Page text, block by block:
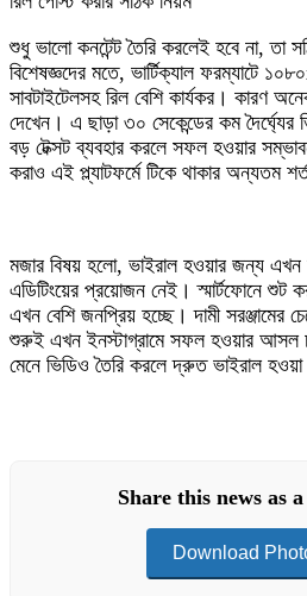
শুধু ভালো কনটেন্ট তৈরি করলেই হবে না, তা
বিশেষজ্ঞদের মতে, ভার্টিক্যাল ফরম্যাটে
সাবটাইটেলসহ রিল বেশি কার্যকর। কারণ
দেখেন। এ ছাড়া ৩০ সেকেন্ডের কম দৈর্ঘ্যের
বড় টেক্সট ব্যবহার করলে সফল হওয়ার
করাও এই প্ল্যাটফর্মে টিকে থাকার অন্যতম
মজার বিষয় হলো, ভাইরাল হওয়ার জন্য এখন
এডিটিংয়ের প্রয়োজন নেই। স্মার্টফোনে শুট
এখন বেশি জনপ্রিয় হচ্ছে। দামী সরঞ্জামের
শুরুই এখন ইনস্টাগ্রামে সফল হওয়ার আসল
মেনে ভিডিও তৈরি করলে দ্রুত ভাইরাল
Share this news as
Download